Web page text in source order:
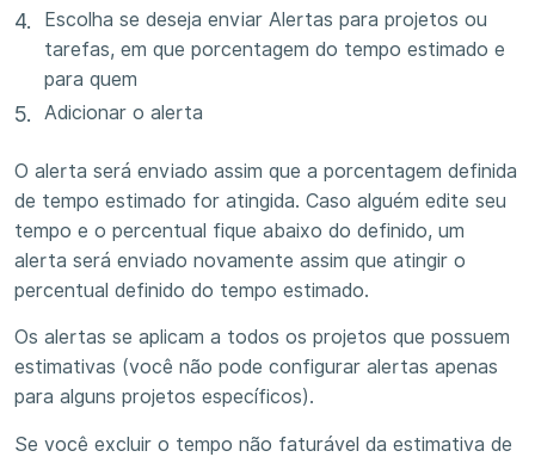
Escolha se deseja enviar Alertas para projetos ou
tarefas, em que porcentagem do tempo estimado e
para quem
Adicionar o alerta
O alerta será enviado assim que a porcentagem definida
de tempo estimado for atingida. Caso alguém edite seu
tempo e o percentual fique abaixo do definido, um
alerta será enviado novamente assim que atingir o
percentual definido do tempo estimado.
Os alertas se aplicam a todos os projetos que possuem
estimativas (você não pode configurar alertas apenas
para alguns projetos específicos).
Se você excluir o tempo não faturável da estimativa de